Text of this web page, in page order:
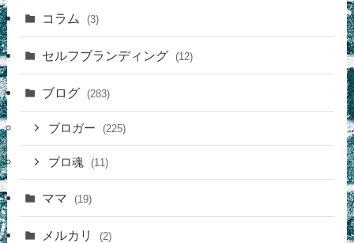
コラム (3)
セルフブランディング (12)
ブログ (283)
ブロガー (225)
ブロ魂 (11)
ママ (19)
メルカリ (2)